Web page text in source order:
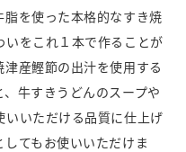
ぽん酢
鍋用調味料
を使った本格的なすき焼
いをこれ１本で作ることが
産鰹節の出汁を使用する
牛すきうどんのスープや
いただける品質に仕上げ
てもお使いいただけま